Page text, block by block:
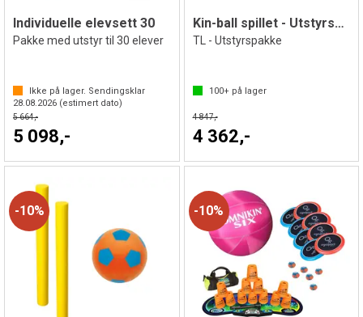
Individuelle elevsett 30
Pakke med utstyr til 30 elever
Ikke på lager. Sendingsklar
28.08.2026 (estimert dato)
5 664,-
5 098,-
Kin-ball spillet - Utstyrspakke
TL - Utstyrspakke
100+på lager
4 847,-
4 362,-
10% 10%